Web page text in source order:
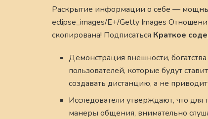
Раскрытие информации о себе —
eclipse_images/E+/Getty Images
скопирована! Подписаться Краткое
Демонстрация внешности,
пользователей, которые будут
создавать дистанцию, а не
Исследователи утверждают, что
манеры общения, внимательно